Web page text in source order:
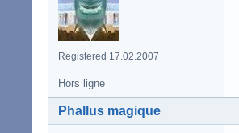
Registered 17.02.2007
Hors ligne
Phallus magique